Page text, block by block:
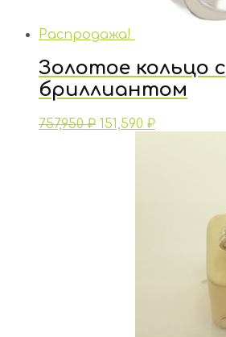
Распродажа!
Золотое кольцо с
бриллиантом
757,950₽ 151,590 ₽